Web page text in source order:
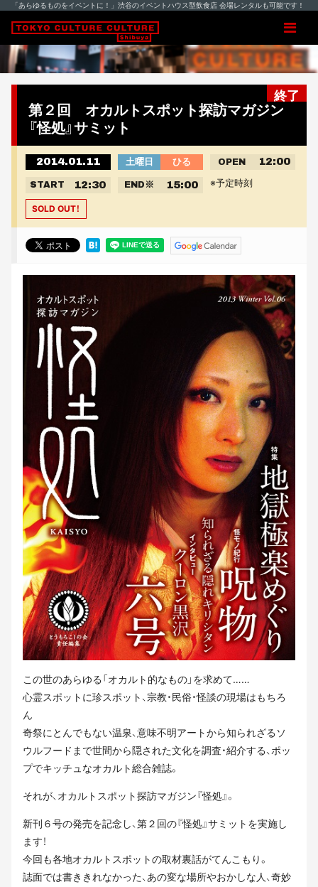
「あらゆるものをイベントに！」渋谷のイベントハウス型飲食店 会場レンタルも可能です！
終了
第２回 オカルトスポット探訪マガジン
『怪処』サミット
2014.01.11 土曜日 ひる OPEN 12:00
START 12:30 END ※ 15:00 ※予定時刻
SOLD OUT！
この世のあらゆる「オカルト的なもの」を求めて……
心霊スポットに珍スポット、宗教・民俗・怪談の現場はもちろ
ん
奇祭にとんでもない温泉、意味不明アートから知られざるソ
ウルフードまで世間から隠された文化を調査・紹介する、ポッ
プでキッチュなオカルト総合雑誌。
それが、オカルトスポット探訪マガジン『怪処』。
新刊６号の発売を記念し、第２回の『怪処』サミットを実施し
ます！
今回も各地オカルトスポットの取材裏話がてんこもり。
誌面では書ききれなかった、あの変な場所やおかしな人、奇妙